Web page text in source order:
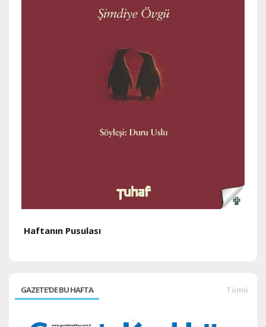
Haftanın Pusulası
GAZETE'DE BU HAFTA Tümü